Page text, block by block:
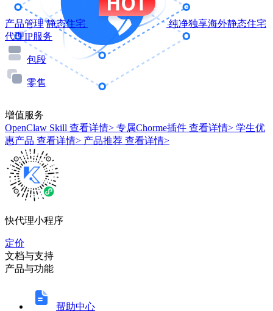
产品管理 静态住宅
纯净独享海外静态住宅
代理IP服务
包段
零售
增值服务
OpenClaw Skill 查看详情> 专属Chorme插件 查看详情> 学生优
惠产品 查看详情> 产品推荐 查看详情>
快代理小程序
定价
文档与支持
产品与功能
帮助中心